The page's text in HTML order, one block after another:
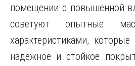
помещении с повышенной
советуют опытные
характеристиками, которые
надежное и стойкое